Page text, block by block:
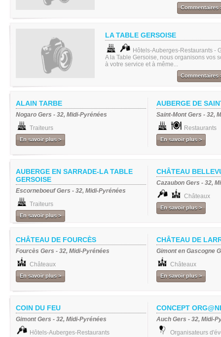
Commentaires
LA TABLE GERSOISE
Hôtels-Auberges-Restaurants -
A la Table Gersoise, nous organisons vos
à votre service et à même...
Commentaires
ALAIN TARBE
Nogaro Gers - 32, Midi-Pyrénées
Traiteurs
En savoir plus >
AUBERGE DE
Saint-Mont Gers - 32,
Restaurants
En savoir plus >
AUBERGE EN SARRADE-LA TABLE
GERSOISE
Escorneboeuf Gers - 32, Midi-Pyrénées
Traiteurs
En savoir plus >
CHÂTEAU
Cazaubon Gers - 32,
Châteaux
En savoir plus >
CHÂTEAU DE FOURCÈS
Fourcès Gers - 32, Midi-Pyrénées
Châteaux
En savoir plus >
CHÂTEAU DE
Gimont en Gascogne
Châteaux
En savoir plus >
COIN DU FEU
Gimont Gers - 32, Midi-Pyrénées
Hôtels-Auberges-Restaurants
CONCEPT
Auch Gers - 32, Midi-
Organisateurs